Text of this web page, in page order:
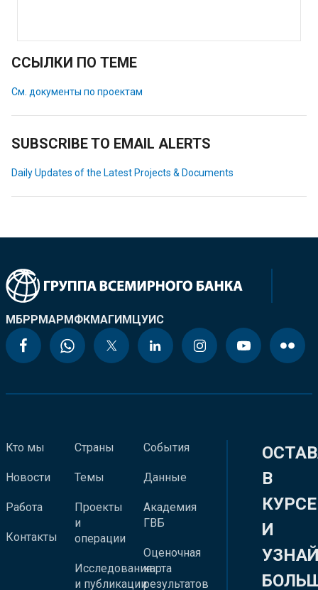
ССЫЛКИ ПО ТЕМЕ
См. документы по проектам
SUBSCRIBE TO EMAIL ALERTS
Daily Updates of the Latest Projects & Documents
МБРРМАРМФКМАГИМЦУИС
Кто мы
Новости
Работа
Контакты
Страны
Темы
Проекты
и
операции
Исследования
и публикации
События
Данные
Академия
ГВБ
Оценочная
карта
результатов
В
КУРСЕ
И